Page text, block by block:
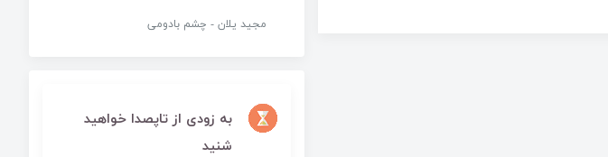
مجید یلان - چشم بادومی
به زودی از تاپصدا خواهید
شنید